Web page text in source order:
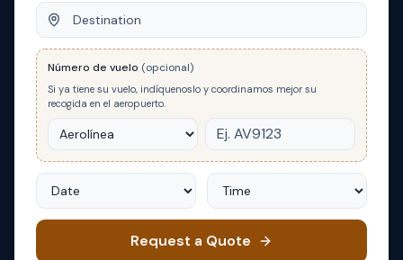
Destination
Número de vuelo (opcional)
Si ya tiene su vuelo, indíquenoslo y coordinamos mejor su
recogida en el aeropuerto.
Date Time
Request a Quote